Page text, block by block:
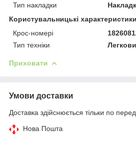
Тип накладки
Користувальницькі характеристики
Крос-номері
Тип техніки
Приховати
Умови доставки
Доставка здійснюється тільки по
Нова Пошта